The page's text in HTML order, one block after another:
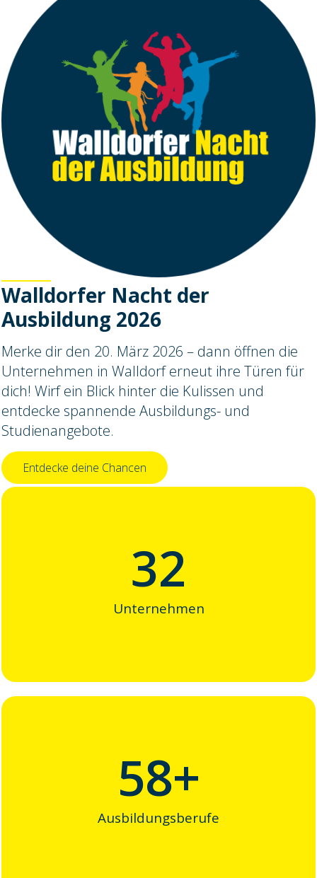
Walldorfer Nacht der
Ausbildung 2026
Merke dir den 20. März 2026 – dann öffnen die
Unternehmen in Walldorf erneut ihre Türen für
dich! Wirf ein Blick hinter die Kulissen und
entdecke spannende Ausbildungs- und
Studienangebote.
Entdecke deine Chancen
Unternehmen
32
Ausbildungsberufe
58+